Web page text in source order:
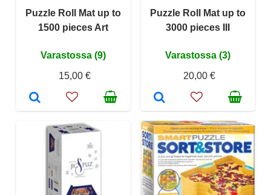
Puzzle Roll Mat up to
1500 pieces Art
Varastossa (9)
15,00 €
Puzzle Roll Mat up to
3000 pieces III
Varastossa (3)
20,00 €